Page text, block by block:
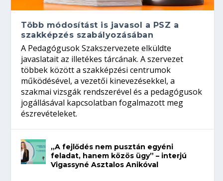
Több módosítást is javasol a PSZ a
szakképzés szabályozásában
A Pedagógusok Szakszervezete elküldte
javaslatait az illetékes tárcának. A szervezet
többek között a szakképzési centrumok
működésével, a vezetői kinevezésekkel, a
szakmai vizsgák rendszerével és a pedagógusok
jogállásával kapcsolatban fogalmazott meg
észrevételeket.
„A fejlődés nem pusztán egyéni
feladat, hanem közös ügy” – interjú
Vigassyné Asztalos Anikóval